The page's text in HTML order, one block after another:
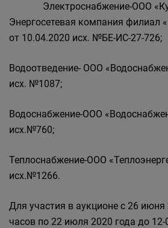
Электроснабжение-ООО
Энергосетевая компания филиал
от 10.04.2020 исх. №БЕ-ИС-27-726;
Водоотведение- ООО
исх. №1087;
Водоснабжение-ООО
исх.№760;
Теплоснабжение-ООО
исх.№1266.
Для участия в аукционе с 26 июня
часов по 22 июля 2020 года до 12-